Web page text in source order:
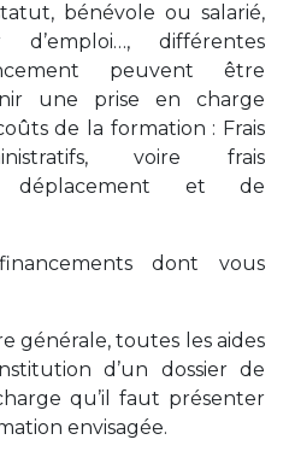
bénévole ou salarié,
d’emploi…, différentes
peuvent être
une prise en charge
de la formation : Frais
voire frais
déplacement et de
dont vous
générale, toutes les aides
d’un dossier de
qu’il faut présenter
envisagée.